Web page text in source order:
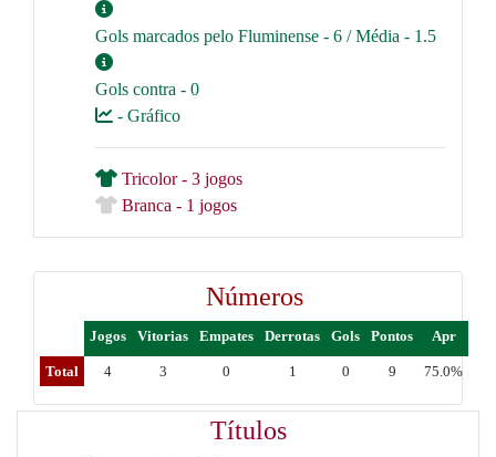
Gols marcados pelo Fluminense - 6 / Média - 1.5
Gols contra - 0
- Gráfico
Tricolor - 3 jogos
Branca - 1 jogos
Números
Jogos Vitorias Empates Derrotas Gols Pontos Apr
Total 4 3 0 1 0 9 75.0%
Títulos